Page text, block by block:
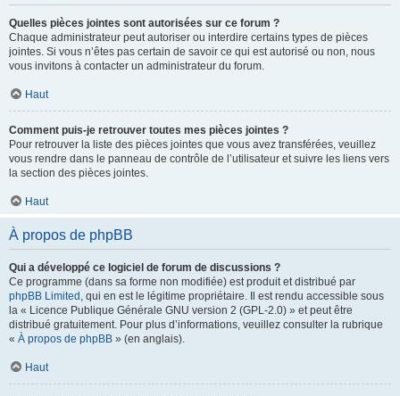
Quelles pièces jointes sont autorisées sur ce forum ?
Chaque administrateur peut autoriser ou interdire certains types de pièces
jointes. Si vous n’êtes pas certain de savoir ce qui est autorisé ou non, nous
vous invitons à contacter un administrateur du forum.
Haut
Comment puis-je retrouver toutes mes pièces jointes ?
Pour retrouver la liste des pièces jointes que vous avez transférées, veuillez
vous rendre dans le panneau de contrôle de l’utilisateur et suivre les liens vers
la section des pièces jointes.
Haut
À propos de phpBB
Qui a développé ce logiciel de forum de discussions ?
Ce programme (dans sa forme non modifiée) est produit et distribué par
phpBB Limited , qui en est le légitime propriétaire. Il est rendu accessible sous
la « Licence Publique Générale GNU version 2 (GPL-2.0) » et peut être
distribué gratuitement. Pour plus d’informations, veuillez consulter la rubrique
« À propos de phpBB » (en anglais).
Haut